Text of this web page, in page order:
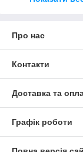
Про нас
Контакти
Доставка та
Графік роботи